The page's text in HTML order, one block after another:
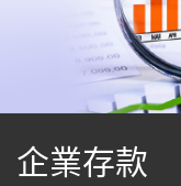
企業存款